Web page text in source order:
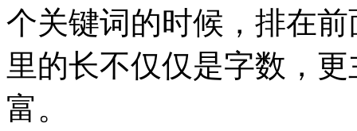
个关键词的时候，排在
里的长不仅仅是字数，
富。